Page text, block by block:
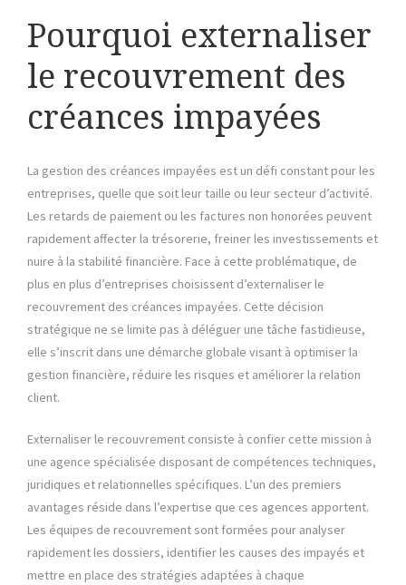
Pourquoi externaliser
le recouvrement des
créances impayées
La gestion des créances impayées est un défi constant pour les
entreprises, quelle que soit leur taille ou leur secteur d’activité.
Les retards de paiement ou les factures non honorées peuvent
rapidement affecter la trésorerie, freiner les investissements et
nuire à la stabilité financière. Face à cette problématique, de
plus en plus d’entreprises choisissent d’externaliser le
recouvrement des créances impayées. Cette décision
stratégique ne se limite pas à déléguer une tâche fastidieuse,
elle s’inscrit dans une démarche globale visant à optimiser la
gestion financière, réduire les risques et améliorer la relation
client.
Externaliser le recouvrement consiste à confier cette mission à
une agence spécialisée disposant de compétences techniques,
juridiques et relationnelles spécifiques. L’un des premiers
avantages réside dans l’expertise que ces agences apportent.
Les équipes de recouvrement sont formées pour analyser
rapidement les dossiers, identifier les causes des impayés et
mettre en place des stratégies adaptées à chaque